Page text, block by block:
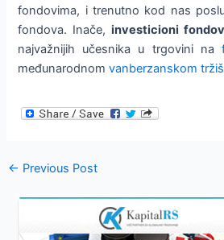
fondovima, i trenutno kod nas
fondova. Inače, investicioni
najvažnijih učesnika u trgovini na
međunarodnomvanberzanskom
Post
← Previous Post